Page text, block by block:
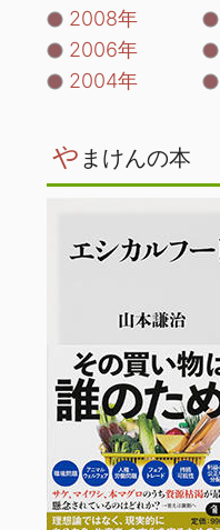
2008年
2006年
2004年
や まけんの本